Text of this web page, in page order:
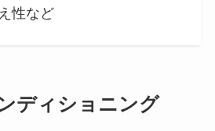
ど
ィショニング